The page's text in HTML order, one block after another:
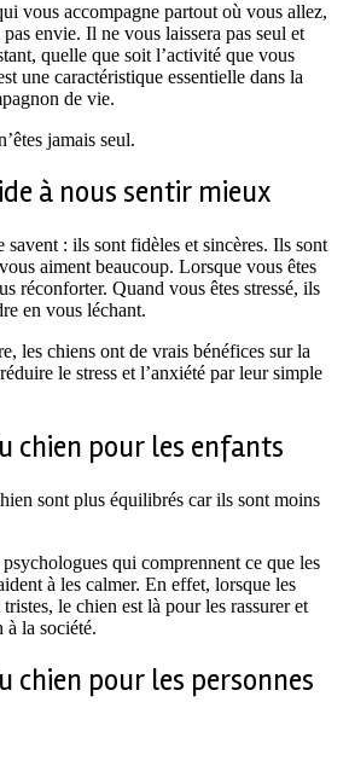
vous accompagne partout où vous allez,
envie. Il ne vous laissera pas seul et
quelle que soit l’activité que vous
une caractéristique essentielle dans la
de vie.
jamais seul.
à nous sentir mieux
: ils sont fidèles et sincères. Ils sont
aiment beaucoup. Lorsque vous êtes
réconforter. Quand vous êtes stressé, ils
en vous léchant.
les chiens ont de vrais bénéfices sur la
le stress et l’anxiété par leur simple
chien pour les enfants
sont plus équilibrés car ils sont moins
qui comprennent ce que les
à les calmer. En effet, lorsque les
le chien est là pour les rassurer et
la société.
chien pour les personnes